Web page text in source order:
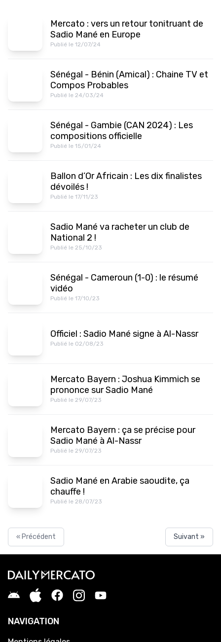
Mercato : vers un retour tonitruant de
Sadio Mané en Europe
Publié le 12/07/24
Sénégal - Bénin (Amical) : Chaine TV et
Compos Probables
Publié le 24/03/24
Sénégal - Gambie (CAN 2024) : Les
compositions officielle
Publié le 15/01/24
Ballon d’Or Africain : Les dix finalistes
dévoilés !
Publié le 17/11/23
Sadio Mané va racheter un club de
National 2 !
Publié le 25/10/23
Sénégal - Cameroun (1-0) : le résumé
vidéo
Publié le 17/10/23
Officiel : Sadio Mané signe à Al-Nassr
Publié le 02/08/23
Mercato Bayern : Joshua Kimmich se
prononce sur Sadio Mané
Publié le 29/07/23
Mercato Bayern : ça se précise pour
Sadio Mané à Al-Nassr
Publié le 29/07/23
Sadio Mané en Arabie saoudite, ça
chauffe !
Publié le 28/07/23
« Précédent Suivant »
NAVIGATION